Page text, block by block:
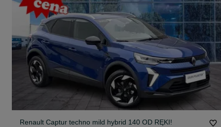
Renault Captur techno mild hybrid 140 OD RĘKI!